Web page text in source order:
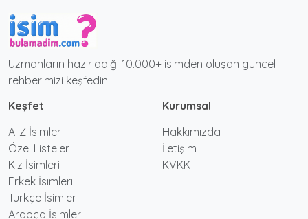
Uzmanların hazırladığı 10.000+ isimden oluşan güncel
rehberimizi keşfedin.
Keşfet
A-Z İsimler
Özel Listeler
Kız İsimleri
Erkek İsimleri
Türkçe İsimler
Arapça İsimler
Kurumsal
Hakkımızda
İletişim
KVKK